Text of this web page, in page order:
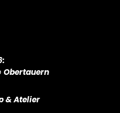
Obertauern
& Atelier